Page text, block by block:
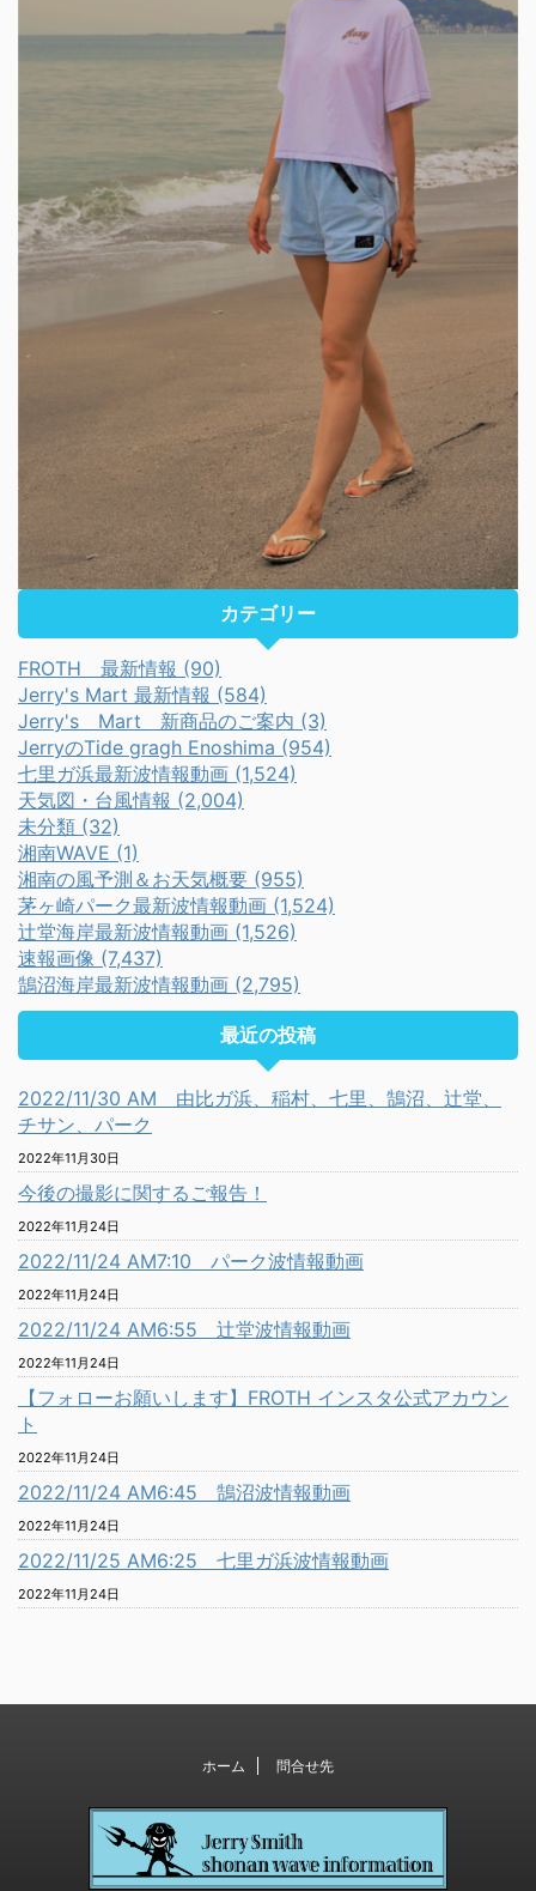
カテゴリー
FROTH 最新情報 (90)
Jerry's Mart 最新情報 (584)
Jerry's Mart 新商品のご案内 (3)
JerryのTide gragh Enoshima (954)
七里ガ浜最新波情報動画 (1,524)
天気図・台風情報 (2,004)
未分類 (32)
湘南WAVE (1)
湘南の風予測＆お天気概要 (955)
茅ヶ崎パーク最新波情報動画 (1,524)
辻堂海岸最新波情報動画 (1,526)
速報画像 (7,437)
鵠沼海岸最新波情報動画 (2,795)
最近の投稿
2022/11/30 AM 由比ガ浜、稲村、七里、鵠沼、辻堂、
チサン、パーク
2022年11月30日
今後の撮影に関するご報告！
2022年11月24日
2022/11/24 AM7:10 パーク波情報動画
2022年11月24日
2022/11/24 AM6:55 辻堂波情報動画
2022年11月24日
【フォローお願いします】FROTH インスタ公式アカウン
ト
2022年11月24日
2022/11/24 AM6:45 鵠沼波情報動画
2022年11月24日
2022/11/25 AM6:25 七里ガ浜波情報動画
2022年11月24日
ホーム 問合せ先